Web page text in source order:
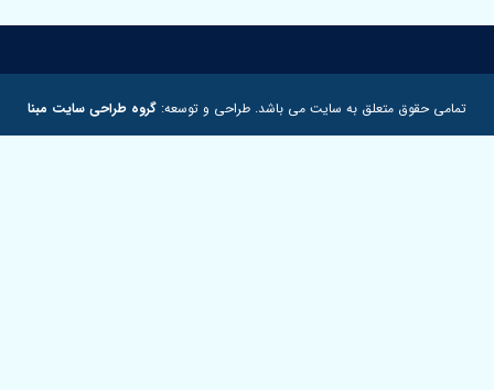
تمامی حقوق متعلق به سایت می باشد. طراحی و توسعه: گروه طراحی سایت مبنا